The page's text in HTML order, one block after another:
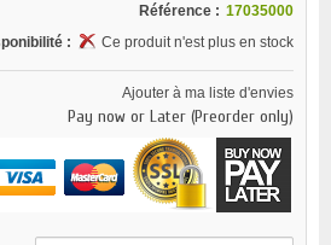
Référence : 17035000
:
Ce produit n'est plus en stock
Ajouter à ma liste d'envies
Pay now or Later (Preorder only)